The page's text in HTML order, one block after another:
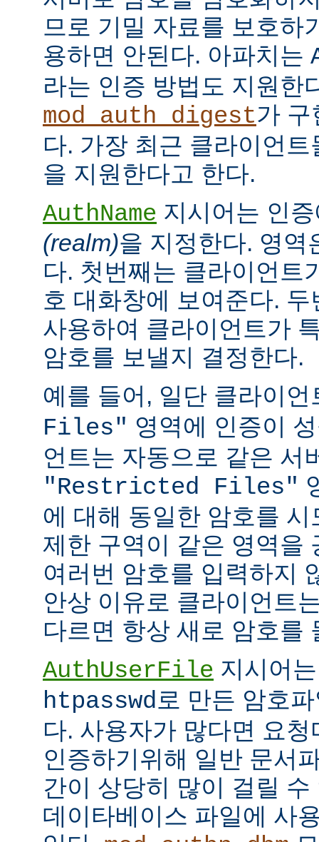
므로 기밀 자료를 보호하
용하면 안된다. 아파치는
라는 인증 방법도 지원한
mod_auth_digest가 구
다. 가장 최근 클라이언
을 지원한다고 한다.
AuthName 지시어는 인
(realm)을 지정한다. 영역
다. 첫번째는 클라이언트
호 대화창에 보여준다.
사용하여 클라이언트가
암호를 보낼지 결정한다.
예를 들어, 일단 클라이
Files" 영역에 인증이
언트는 자동으로 같은 서
"Restricted Files"
에 대해 동일한 암호를
제한 구역이 같은 영역을
여러번 암호를 입력하지
안상 이유로 클라이언트
다르면 항상 새로 암호를
AuthUserFile 지시어
htpasswd 로 만든 암호
다. 사용자가 많다면 요
인증하기위해 일반 문서
간이 상당히 많이 걸릴
데이타베이스 파일에 사